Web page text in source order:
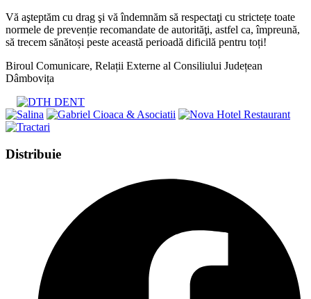
Vă aşteptăm cu drag şi vă îndemnăm să respectaţi cu strictețe toate
normele de prevenție recomandate de autorităţi, astfel ca, împreună,
să trecem sănătoși peste această perioadă dificilă pentru toți!
Biroul Comunicare, Relații Externe al Consiliului Județean
Dâmbovița
DistribuieShare
window